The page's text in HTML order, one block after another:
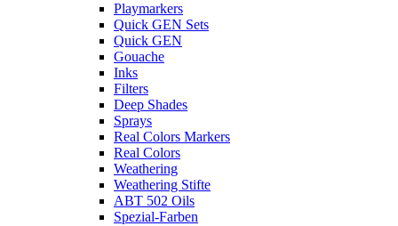
Playmarkers
Quick GEN Sets
Quick GEN
Gouache
Inks
Filters
Deep Shades
Sprays
Real Colors Markers
Real Colors
Weathering
Weathering Stifte
ABT 502 Oils
Spezial-Farben